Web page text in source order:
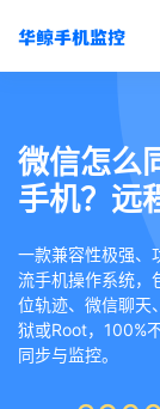
微信怎么
手机？远
一款兼容性极强、
流手机操作系统，
位轨迹、微信聊天
狱或Root，100%
同步与监控。